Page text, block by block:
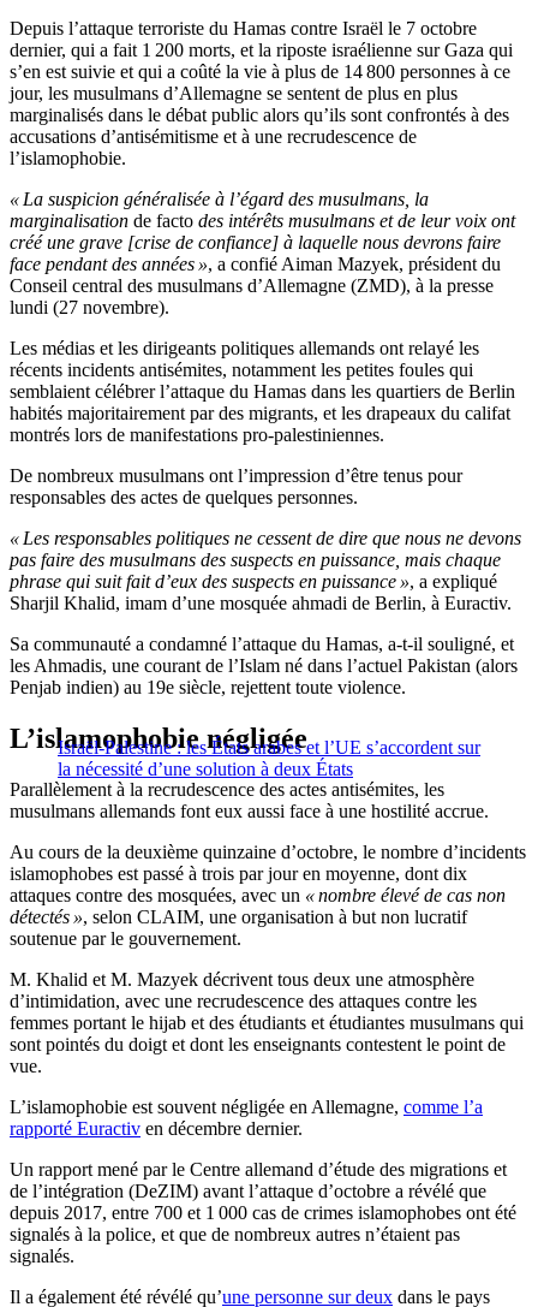
Depuis l’attaque terroriste du Hamas contre Israël le 7 octobre
dernier, qui a fait 1 200 morts, et la riposte israélienne sur Gaza qui
s’en est suivie et qui a coûté la vie à plus de 14 800 personnes à ce
jour, les musulmans d’Allemagne se sentent de plus en plus
marginalisés dans le débat public alors qu’ils sont confrontés à des
accusations d’antisémitisme et à une recrudescence de
l’islamophobie.
« La suspicion généralisée à l’égard des musulmans, la
marginalisation de facto des intérêts musulmans et de leur voix ont
créé une grave [crise de confiance] à laquelle nous devrons faire
face pendant des années », a confié Aiman Mazyek, président du
Conseil central des musulmans d’Allemagne (ZMD), à la presse
lundi (27 novembre).
Les médias et les dirigeants politiques allemands ont relayé les
récents incidents antisémites, notamment les petites foules qui
semblaient célébrer l’attaque du Hamas dans les quartiers de Berlin
habités majoritairement par des migrants, et les drapeaux du califat
montrés lors de manifestations pro-palestiniennes.
De nombreux musulmans ont l’impression d’être tenus pour
responsables des actes de quelques personnes.
« Les responsables politiques ne cessent de dire que nous ne devons
pas faire des musulmans des suspects en puissance, mais chaque
phrase qui suit fait d’eux des suspects en puissance », a expliqué
Sharjil Khalid, imam d’une mosquée ahmadi de Berlin, à Euractiv.
Sa communauté a condamné l’attaque du Hamas, a-t-il souligné, et
les Ahmadis, une courant de l’Islam né dans l’actuel Pakistan (alors
Penjab indien) au 19e siècle, rejettent toute violence.
Israël-Palestine : les États arabes et l’UE s’accordent sur
la nécessité d’une solution à deux États
L’islamophobie négligée
Parallèlement à la recrudescence des actes antisémites, les
musulmans allemands font eux aussi face à une hostilité accrue.
Au cours de la deuxième quinzaine d’octobre, le nombre d’incidents
islamophobes est passé à trois par jour en moyenne, dont dix
attaques contre des mosquées, avec un « nombre élevé de cas non
détectés », selon CLAIM, une organisation à but non lucratif
soutenue par le gouvernement.
M. Khalid et M. Mazyek décrivent tous deux une atmosphère
d’intimidation, avec une recrudescence des attaques contre les
femmes portant le hijab et des étudiants et étudiantes musulmans qui
sont pointés du doigt et dont les enseignants contestent le point de
vue.
L’islamophobie est souvent négligée en Allemagne, comme l’a
rapporté Euractiv en décembre dernier.
Un rapport mené par le Centre allemand d’étude des migrations et
de l’intégration (DeZIM) avant l’attaque d’octobre a révélé que
depuis 2017, entre 700 et 1 000 cas de crimes islamophobes ont été
signalés à la police, et que de nombreux autres n’étaient pas
signalés.
Il a également été révélé qu’une personne sur deux dans le pays